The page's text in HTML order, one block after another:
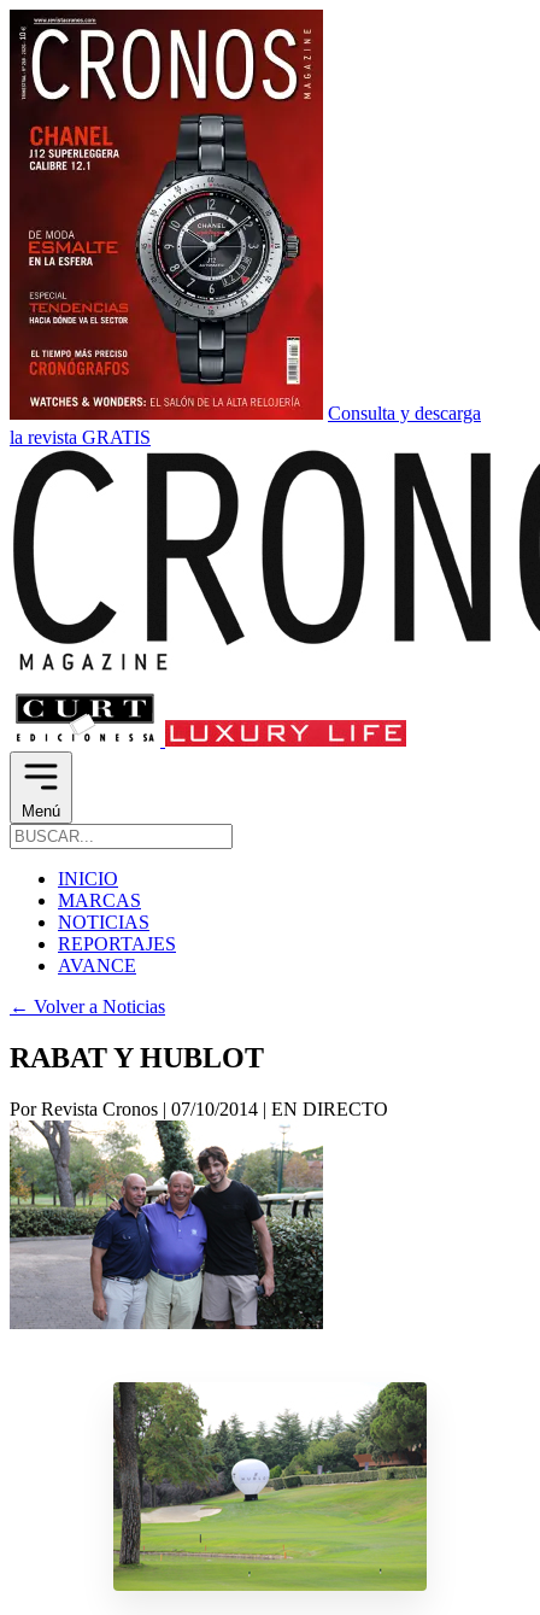
Consulta y descarga
la revista GRATIS
Menú
INICIO
MARCAS
NOTICIAS
REPORTAJES
AVANCE
← Volver a Noticias
RABAT Y HUBLOT
Por Revista Cronos | 07/10/2014 | EN DIRECTO